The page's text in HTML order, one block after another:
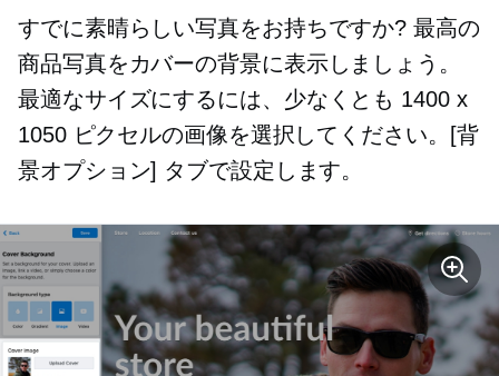
すでに素晴らしい写真をお持ちですか? 最高の
商品写真をカバーの背景に表示しましょう。
最適なサイズにするには、少なくとも 1400 x
1050 ピクセルの画像を選択してください。[背
景オプション] タブで設定します。